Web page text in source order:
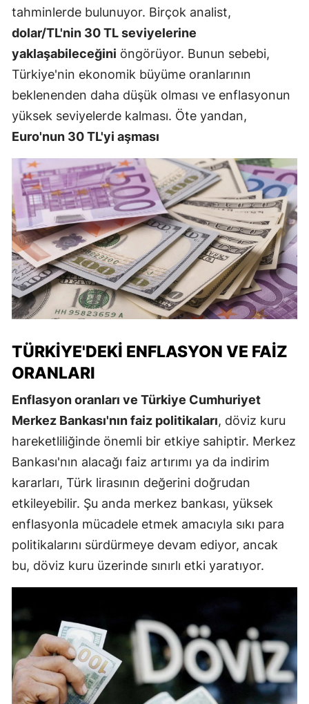
tahminlerde bulunuyor. Birçok analist,
dolar/TL'nin 30 TL seviyelerine
yaklaşabileceğini öngörüyor. Bunun sebebi,
Türkiye'nin ekonomik büyüme oranlarının
beklenenden daha düşük olması ve enflasyonun
yüksek seviyelerde kalması. Öte yandan,
Euro'nun 30 TL'yi aşması
TÜRKIYE'DEKI ENFLASYON VE FAIZ
ORANLARI
Enflasyon oranları ve Türkiye Cumhuriyet
Merkez Bankası'nın faiz politikaları, döviz kuru
hareketliliğinde önemli bir etkiye sahiptir. Merkez
Bankası'nın alacağı faiz artırımı ya da indirim
kararları, Türk lirasının değerini doğrudan
etkileyebilir. Şu anda merkez bankası, yüksek
enflasyonla mücadele etmek amacıyla sıkı para
politikalarını sürdürmeye devam ediyor, ancak
bu, döviz kuru üzerinde sınırlı etki yaratıyor.